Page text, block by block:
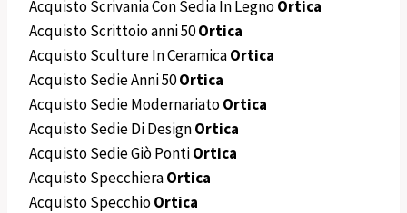
Acquisto Scrivania Con Sedia In LegnoOrtica
Acquisto Scrittoio anni 50Ortica
Acquisto Sculture In CeramicaOrtica
Acquisto Sedie Anni 50Ortica
Acquisto Sedie ModernariatoOrtica
Acquisto Sedie Di DesignOrtica
Acquisto Sedie Giò PontiOrtica
Acquisto SpecchieraOrtica
Acquisto SpecchioOrtica